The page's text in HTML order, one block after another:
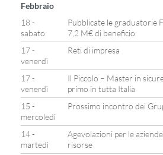
Febbraio
18 -
sabato
Pubblicate le graduatorie
7,2 M€ di beneficio
17 -
venerdì
Reti di impresa
17 -
venerdì
Il Piccolo – Master in
primo in tutta Italia
15 -
mercoledì
Prossimo incontro dei
14 -
martedì
Agevolazioni per le
risorse